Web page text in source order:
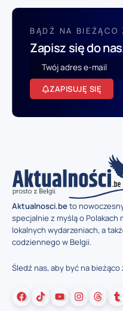
BĄDŹ NA BIEŻĄCO
Zapisz się do
ZAPISUJĘ SIĘ
Aktualnosci.beto
specjalnie z myślą o
lokalnych wydarzeniach, a
codziennego w Belgii.
Śledź nas, aby być na bieżąco